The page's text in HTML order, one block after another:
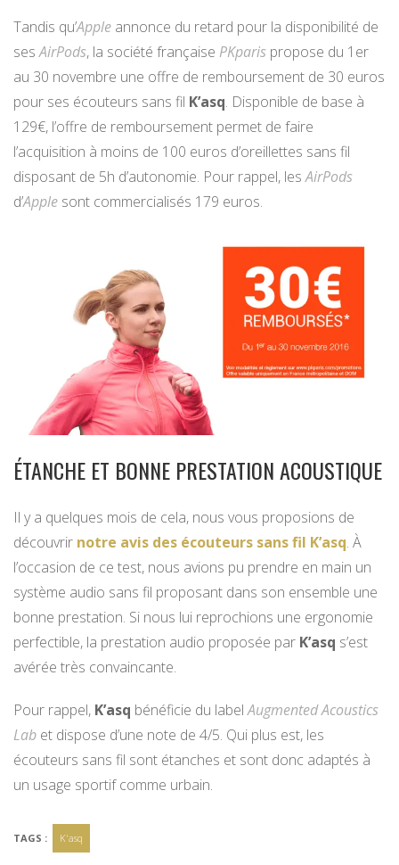
Tandis qu’Apple annonce du retard pour la disponibilité de
sesAirPods, la société française PKparis propose du 1er
au 30 novembre une offre de remboursement de 30 euros
pour ses écouteurs sans fil K’asq. Disponible de base à
129€, l’offre de remboursement permet de faire
l’acquisition à moins de 100 euros d’oreillettes sans fil
disposant de 5h d’autonomie. Pour rappel, lesAirPods
d’Apple sont commercialisés 179 euros.
ÉTANCHE ET BONNE PRESTATION ACOUSTIQUE
Il y a quelques mois de cela, nous vous proposions de
découvrir notre avis des écouteurs sans fil K’asq. À
l’occasion de ce test, nous avions pu prendre en main un
système audio sans fil proposant dans son ensemble une
bonne prestation. Si nous lui reprochions une ergonomie
perfectible, la prestation audio proposée par K’asq s’est
avérée très convaincante.
Pour rappel, K’asq bénéficie du labelAugmented Acoustics
Lab et dispose d’une note de 4/5. Qui plus est, les
écouteurs sans fil sont étanches et sont donc adaptés à
un usage sportif comme urbain.
TAGS : K'asq